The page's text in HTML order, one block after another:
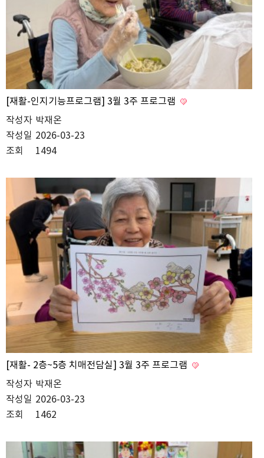
[재활-인지기능프로그램] 3월 3주 프로그램
작성자 박재온
작성일 2026-03-23
조회
1494
[재활- 2층~5층 치매전담실] 3월 3주 프로그램
작성자 박재온
작성일 2026-03-23
조회
1462